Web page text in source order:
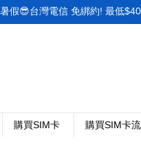
購買SIM卡 購買SIM卡
假😎台灣電信 免綁約! 最低